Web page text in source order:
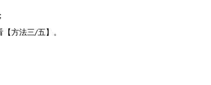
方法三/五】。